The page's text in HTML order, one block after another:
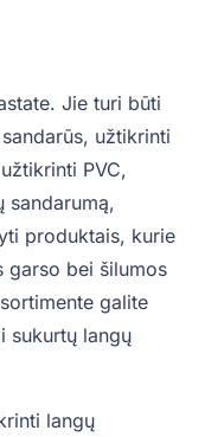
Jie turi būti
užtikrinti
PVC,
sandarumą,
produktais, kurie
garso bei šilumos
galite
sukurtų langų
langų